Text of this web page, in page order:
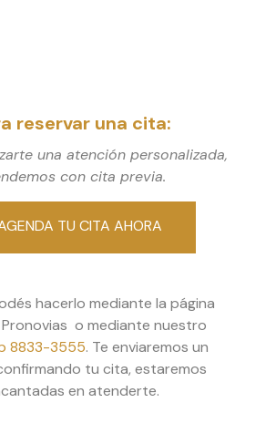
reservar una cita:
una atención personalizada,
con cita previa.
TU CITA AHORA
hacerlo mediante la página
o mediante nuestro
8833-3555. Te enviaremos un
tu cita, estaremos
en atenderte.